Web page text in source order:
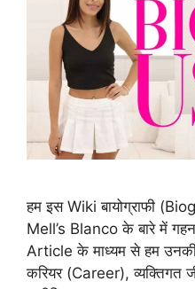
हम इस Wiki बायोग्राफी
Mell’s Blanco के बारे में
Article के माध्यम से हम
करियर (Career),